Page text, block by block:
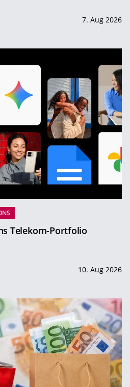
7. Aug 2026
Telekom-Portfolio
10. Aug 2026